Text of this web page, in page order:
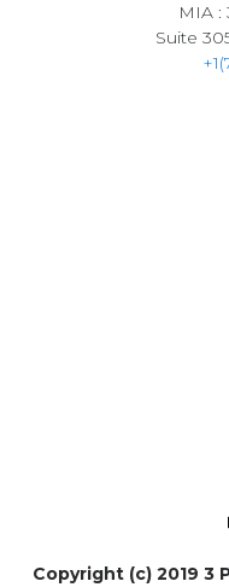
MIA :
Suite
Copyright (c) 2019 3